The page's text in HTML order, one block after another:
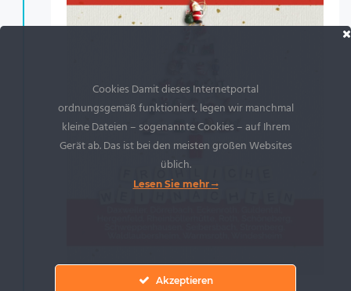
Cookies Damit dieses Internetportal
ordnungsgemäß funktioniert, legen wir manchmal
kleine Dateien – sogenannte Cookies – auf Ihrem
Gerät ab. Das ist bei den meisten großen Websites
üblich.
Lesen Sie mehr
Akzeptieren